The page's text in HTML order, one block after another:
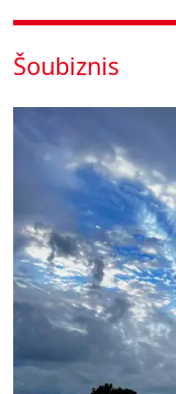
Šoubiznis